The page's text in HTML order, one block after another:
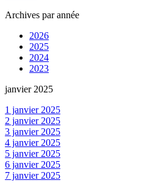
Archives par année
2026
2025
2024
2023
janvier 2025
1 janvier 2025
2 janvier 2025
3 janvier 2025
4 janvier 2025
5 janvier 2025
6 janvier 2025
7 janvier 2025